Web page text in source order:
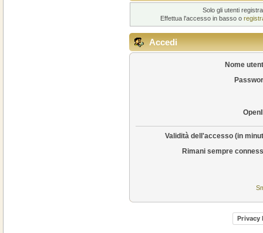
Solo gli utenti
Effettua l'accesso in basso o
Accedi
Nome
Validità dell'accesso (in
Rimani sempre
Privacy